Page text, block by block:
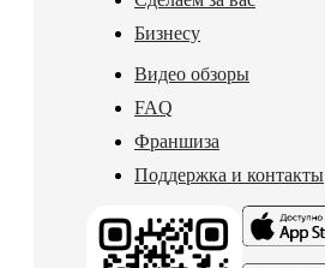
Бизнесу
Видео обзоры
FAQ
Франшиза
Поддержка и контакты